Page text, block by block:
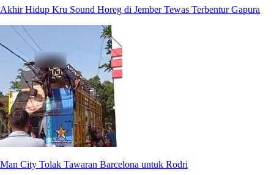
Akhir Hidup Kru Sound Horeg di Jember Tewas Terbentur Gapura
Man City Tolak Tawaran Barcelona untuk Rodri